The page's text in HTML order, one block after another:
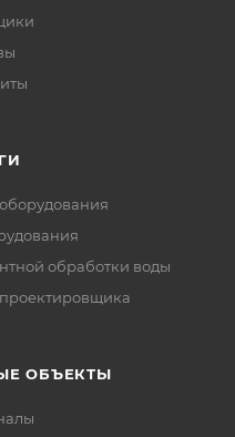
обработки воды
ОБЪЕКТЫ